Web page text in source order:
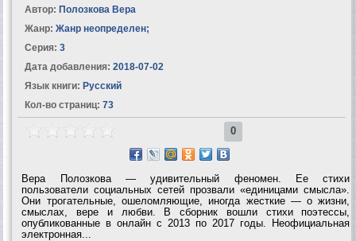
Автор: Полозкова Вера
Жанр: Жанр неопределен;
Серия: 3
Дата добавления: 2018-07-02
Язык книги: Русский
Кол-во страниц: 73
0
Вера Полозкова — удивительный феномен. Ее стихи
пользователи социальных сетей прозвали «единицами смысла».
Они трогательные, ошеломляющие, иногда жесткие — о жизни,
смыслах, вере и любви. В сборник вошли стихи поэтессы,
опубликованные в онлайн с 2013 по 2017 годы. Неофициальная
электронная...